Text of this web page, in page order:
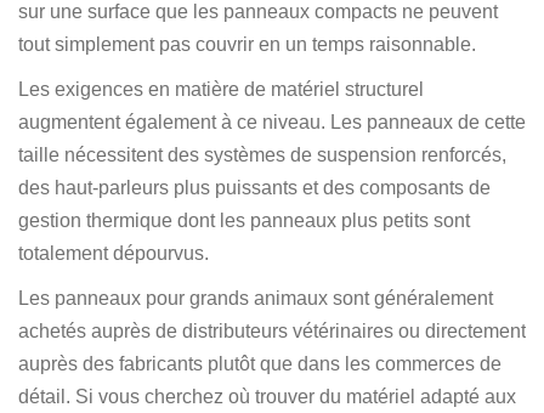
sur une surface que les panneaux compacts ne peuvent
tout simplement pas couvrir en un temps raisonnable.
Les exigences en matière de matériel structurel
augmentent également à ce niveau. Les panneaux de cette
taille nécessitent des systèmes de suspension renforcés,
des haut-parleurs plus puissants et des composants de
gestion thermique dont les panneaux plus petits sont
totalement dépourvus.
Les panneaux pour grands animaux sont généralement
achetés auprès de distributeurs vétérinaires ou directement
auprès des fabricants plutôt que dans les commerces de
détail. Si vous cherchez où trouver du matériel adapté aux